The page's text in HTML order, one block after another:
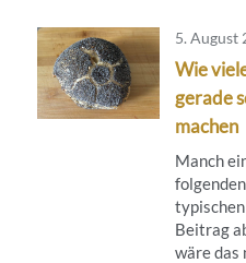
5. August
Wie
gerade
machen
Manch
Beitrag
wäre das